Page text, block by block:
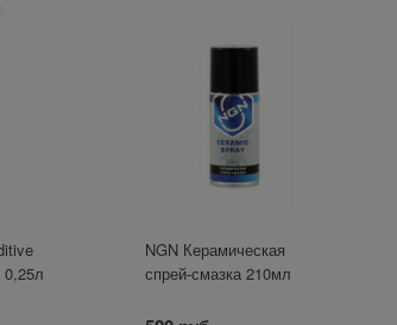
NGN Керамическая
спрей-смазка 210мл